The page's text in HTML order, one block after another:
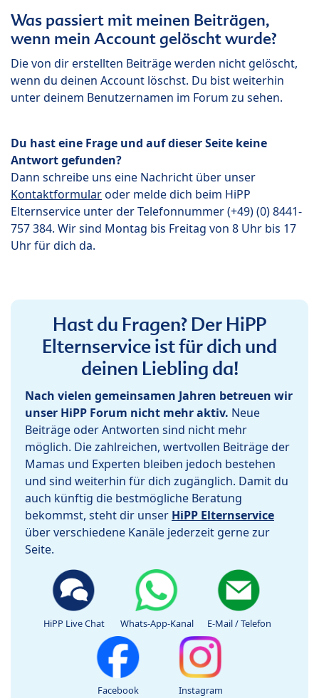
Was passiert mit meinen Beiträgen,
wenn mein Account gelöscht wurde?
Die von dir erstellten Beiträge werden nicht gelöscht,
wenn du deinen Account löschst. Du bist weiterhin
unter deinem Benutzernamen im Forum zu sehen.
Du hast eine Frage und auf dieser Seite keine
Antwort gefunden?
Dann schreibe uns eine Nachricht über unser
Kontaktformularoder melde dich beim HiPP
Elternservice unter der Telefonnummer (+49) (0) 8441-
757 384. Wir sind Montag bis Freitag von 8 Uhr bis 17
Uhr für dich da.
Hast du Fragen? Der HiPP
Elternservice ist für dich und
deinen Liebling da!
Nach vielen gemeinsamen Jahren betreuen wir
unser HiPP Forum nicht mehr aktiv. Neue
Beiträge oder Antworten sind nicht mehr
möglich. Die zahlreichen, wertvollen Beiträge der
Mamas und Experten bleiben jedoch bestehen
und sind weiterhin für dich zugänglich. Damit du
auch künftig die bestmögliche Beratung
bekommst, steht dir unser HiPP Elternservice
über verschiedene Kanäle jederzeit gerne zur
Seite.
HiPP Live Chat Whats-App-Kanal E-Mail / Telefon
Facebook Instagram